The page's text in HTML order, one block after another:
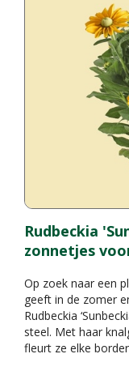
Rudbeckia
zonnetjes
Op zoek naar een
geeft in de zomer
Rudbeckia
steel. Met haar
fleurt ze elke